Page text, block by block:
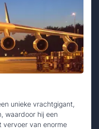
unieke vrachtgigant,
waardoor hij een
vervoer van enorme